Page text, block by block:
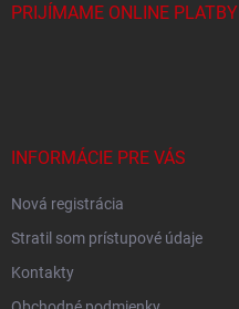
PRIJÍMAME ONLINE PLATBY
INFORMÁCIE PRE VÁS
Nová registrácia
Stratil som prístupové údaje
Kontakty